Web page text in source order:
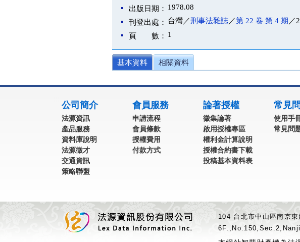
出版日期： 1978.08
刊登出處： 台灣／刑事法雜誌／第 22 卷 第 4 期 ／
頁 數： 1
基本資料 相關資料
公司簡介
法源資訊
產品服務
資料庫說明
法源徵才
交通資訊
策略聯盟
會員服務
申請流程
會員條款
授權費用
付款方式
論著授權
徵集論著
啟用授權專區
權利金計算說明
授權合約書下載
投稿基本資料表
常見
使用手
常見問
104 台北市中山區南京